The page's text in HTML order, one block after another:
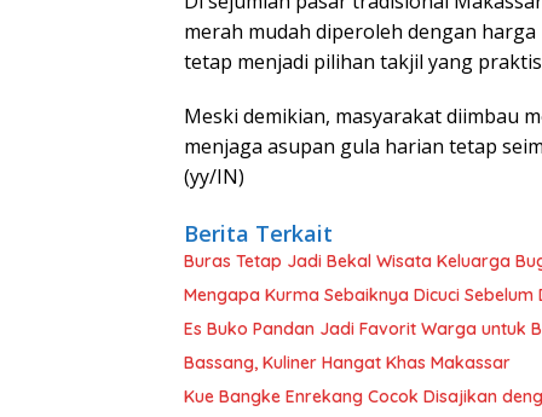
merah mudah diperoleh dengan
tetap menjadi pilihan takjil yang
Meski demikian, masyarakat diimbau
menjaga asupan gula harian tetap
(yy/IN)
Berita Terkait
Buras Tetap Jadi Bekal Wisata Keluarga
Mengapa Kurma Sebaiknya Dicuci Sebelum
Es Buko Pandan Jadi Favorit Warga untuk
Bassang, Kuliner Hangat Khas Makassar
Kue Bangke Enrekang Cocok Disajikan